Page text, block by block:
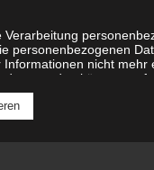
Verarbeitung
personenbezogenen
nicht mehr
werden können,
gesondert aufbewahrt
Maßnahmen
Daten